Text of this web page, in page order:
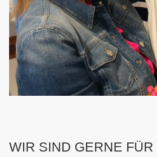
WIR SIND GERNE